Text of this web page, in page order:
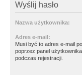
Wyślij hasło
Nazwa użytkownika:
Adres e-mail:
Musi być to adres e-mail
poprzez panel
podczas rejestracji.